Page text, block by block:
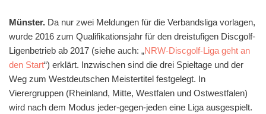
Münster. Da nur zwei Meldungen für die Verbandsliga vorlagen,
wurde 2016 zum Qualifikationsjahr für den dreistufigen Discgolf-
Ligenbetrieb ab 2017 (siehe auch: „NRW-Discgolf-Liga geht an
den Start“) erklärt. Inzwischen sind die drei Spieltage und der
Weg zum Westdeutschen Meistertitel festgelegt. In
Vierergruppen (Rheinland, Mitte, Westfalen und Ostwestfalen)
wird nach dem Modus jeder-gegen-jeden eine Liga ausgespielt.